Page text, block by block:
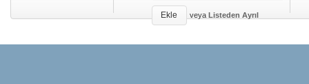
Ekle veya Listeden Ayrıl